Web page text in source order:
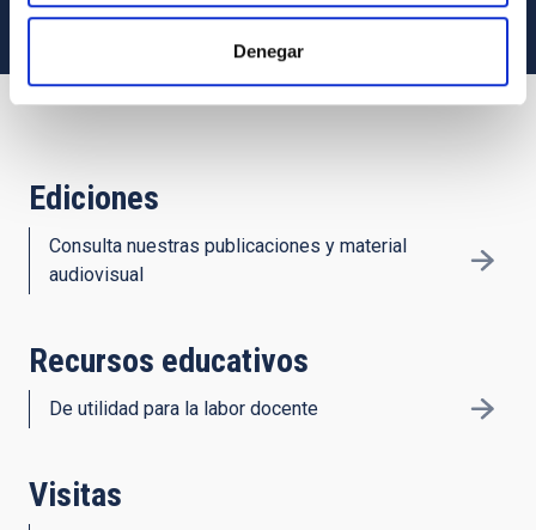
Denegar
Ediciones
Consulta nuestras publicaciones y material
audiovisual
Recursos educativos
De utilidad para la labor docente
Visitas